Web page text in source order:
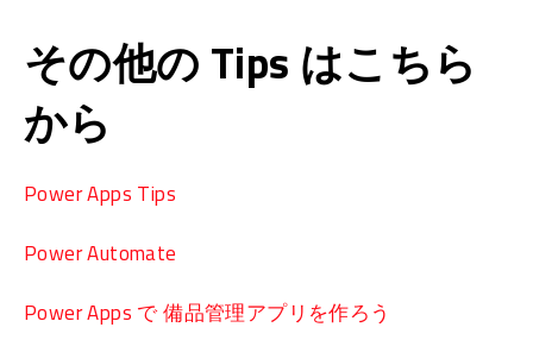
その他の Tips はこちら
から
Power Apps Tips
Power Automate
Power Apps で 備品管理アプリを作ろう